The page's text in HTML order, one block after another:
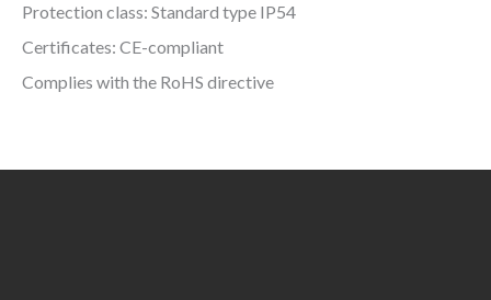
Protection class: Standard type IP54
Certificates: CE-compliant
Complies with the RoHS directive